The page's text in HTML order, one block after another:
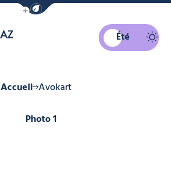
Afficher la barre de navigation du
Été
Accueil Avokart
Photo 1